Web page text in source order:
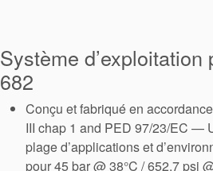
Système
support de
Système
682
Conçu et fabriqué en
III chap 1 and PED 97/23/EC —
plage d’applications et
pour 45 bar @ 38°C / 652.7 psi